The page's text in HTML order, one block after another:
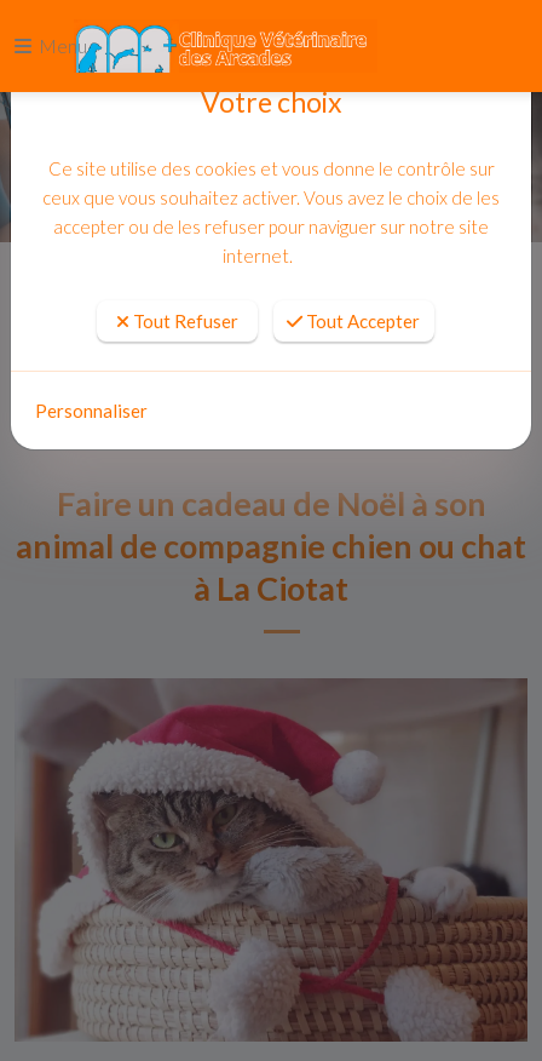
Menu
Faire un cadeau de Noël à son
animal de compagnie chien ou chat
à La Ciotat
Votre choix
Ce site utilise des cookies et vous donne le contrôle sur
ceux que vous souhaitez activer. Vous avez le choix de les
accepter ou de les refuser pour naviguer sur notre site
internet.
Tout Refuser Tout Accepter
Personnaliser